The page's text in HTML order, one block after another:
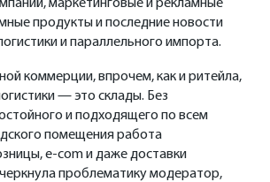
маркетинговые и рекламные
продукты и последние новости
и параллельного импорта.
коммерции, впрочем, как и ритейла,
— это склады. Без
и подходящего по всем
помещения работа
е-com и даже доставки
проблематику модератор,
мероприятия состоится
победителей премии
AdRec [адрес]